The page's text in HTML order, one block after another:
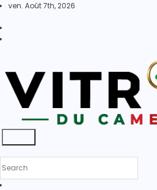
Skip
content
ven. Août 7th, 2026